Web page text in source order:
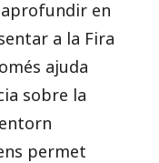
aprofundir en
a la Fira
ajuda
sobre la
permet